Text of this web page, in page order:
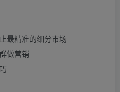
精准的细分市场
做营销